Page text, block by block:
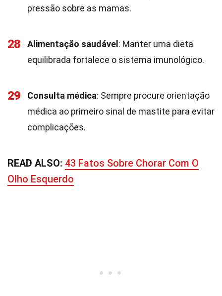
pressão sobre as mamas.
28 Alimentação saudável : Manter uma dieta
equilibrada fortalece o sistema imunológico.
29 Consulta médica: Sempre procure orientação
médica ao primeiro sinal de mastite para evitar
complicações.
READ ALSO: 43 Fatos Sobre Chorar Com O
Olho Esquerdo